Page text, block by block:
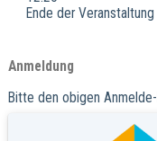
Ende der Veranstaltung
Anmeldung
Bitte den obigen